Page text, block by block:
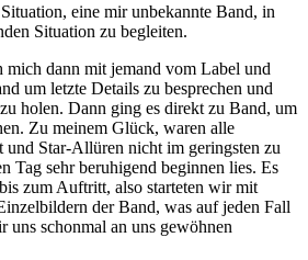
eine mir unbekannte Band, in
Situation zu begleiten.
dann mit jemand vom Label und
um letzte Details zu besprechen und
holen. Dann ging es direkt zu Band, um
Zu meinem Glück, waren alle
und Star-Allüren nicht im geringsten zu
Tag sehr beruhigend beginnen lies. Es
zum Auftritt, also starteten wir mit
der Band, was auf jeden Fall
uns schonmal an uns gewöhnen